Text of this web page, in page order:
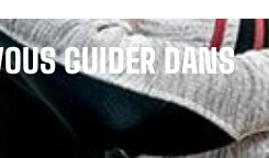
GUIDER DANS